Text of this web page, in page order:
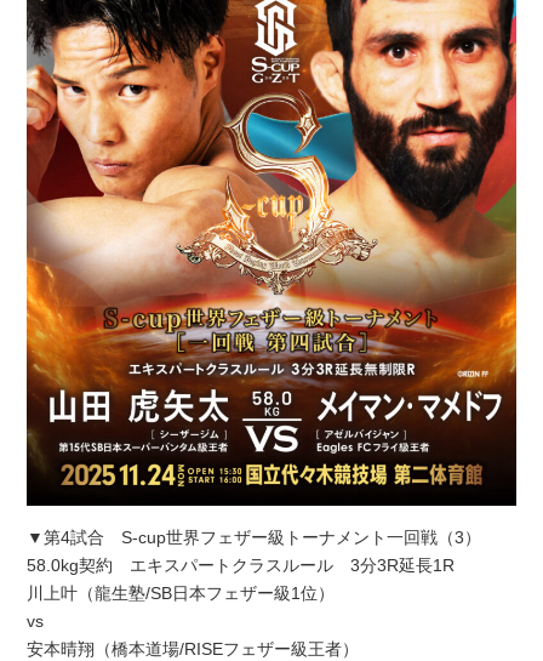
▼第4試合 S-cup世界フェザー級トーナメント一回戦（3）
58.0kg契約 エキスパートクラスルール 3分3R延長1R
川上叶（龍生塾/SB日本フェザー級1位）
vs
安本晴翔（橋本道場/RISEフェザー級王者）